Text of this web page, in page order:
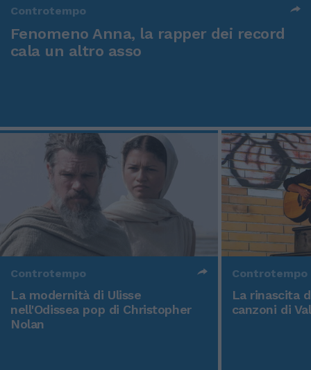
Controtempo
Fenomeno Anna, la rapper dei record
cala un altro asso
Controtempo
La modernità di Ulisse
nell'Odissea pop di Christopher
Nolan
Controtempo
La rinascita
canzoni di